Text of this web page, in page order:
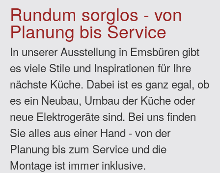
Rundum sorglos - von
Planung bis Service
In unserer Ausstellung in Emsbüren gibt
es viele Stile und Inspirationen für Ihre
nächste Küche. Dabei ist es ganz egal, ob
es ein Neubau, Umbau der Küche oder
neue Elektrogeräte sind. Bei uns finden
Sie alles aus einer Hand - von der
Planung bis zum Service und die
Montage ist immer inklusive.